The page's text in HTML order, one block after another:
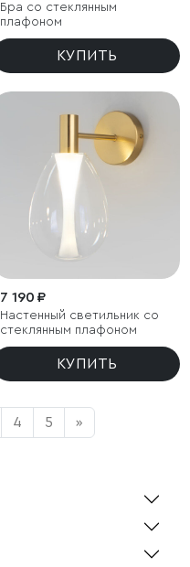
Бра со стеклянным
плафоном
КУПИТЬ
7 190 ₽
Настенный светильник со
стеклянным плафоном
КУПИТЬ
4 5 »